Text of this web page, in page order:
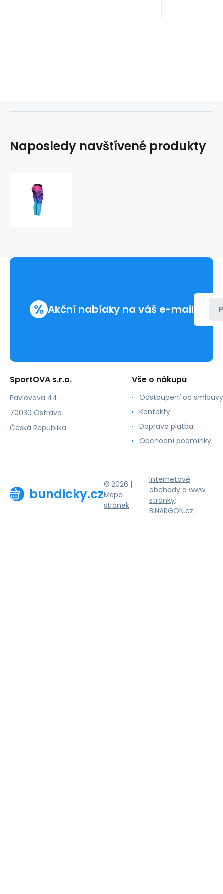
Naposledy navštívené produkty
fialová/růžová/modrá
% Akční nabídky na váš e-mail
SportOVA s.r.o.
Pavlovova 44
70030 Ostrava
Česká Republika
Vše o nákupu
Odstoupení od smlouvy
Kontakty
Doprava platba
Obchodní podmínky
bundicky.cz
© 2026 |
Mapa
stránek
Internetové
obchody a www
stránky:
BINARGON.cz